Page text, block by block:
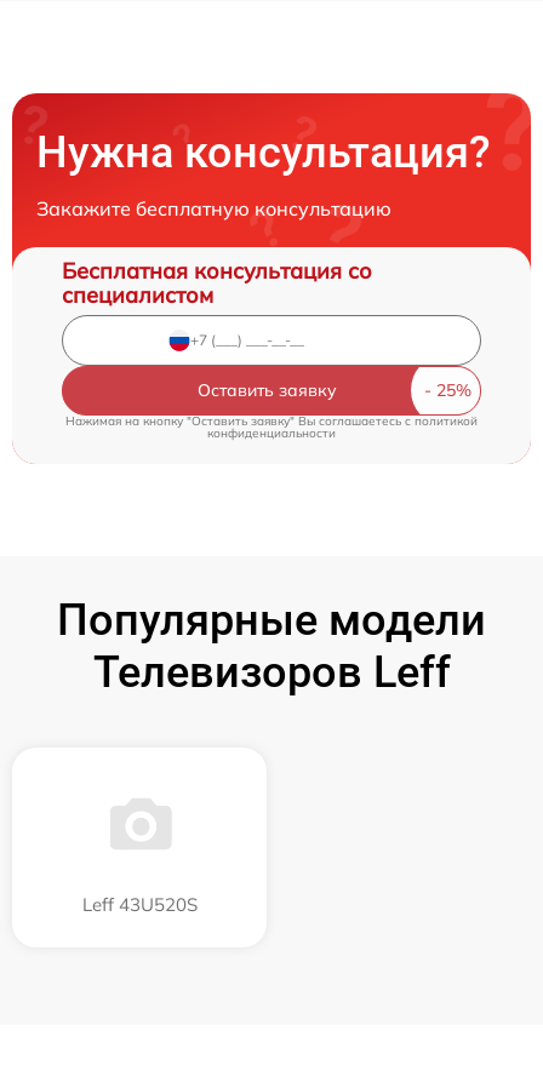
Нужна консультация?
Закажите бесплатную консультацию
Бесплатная консультация со
специалистом
Оставить заявку
Нажимая на кнопку "Оставить заявку" Вы соглашаетесь cполитикой
конфиденциальности
Популярные модели
Телевизоров Leff
Leff 43U520S